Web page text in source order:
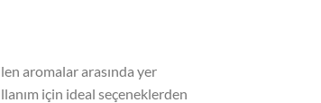
aromalar arasında yer
için ideal seçeneklerden